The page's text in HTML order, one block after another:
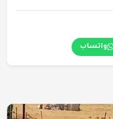
واتساب